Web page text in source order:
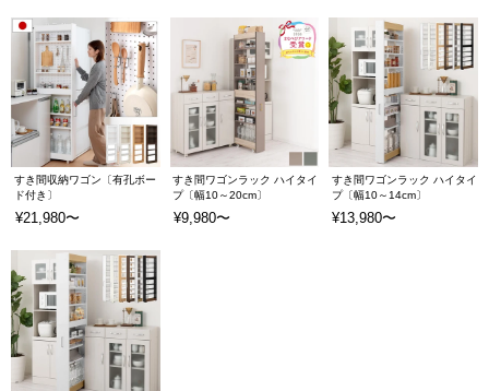
すき間収納ワゴン〔有孔ボー
ド付き〕
¥21,980〜
すき間ワゴンラック ハイタイ
プ〔幅10～20cm〕
¥9,980〜
すき間ワゴンラック ハイタイ
プ〔幅10～14cm〕
¥13,980〜